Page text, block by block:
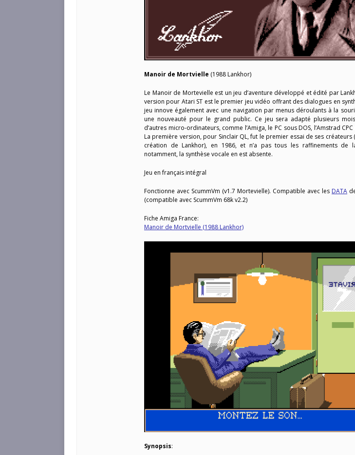
Manoir de Mortvielle (1988 Lankhor)
Le Manoir de Mortevielle est un jeu d’aventure développé et édité par
version pour Atari ST est le premier jeu vidéo offrant des dialogues en
jeu innove également avec une navigation par menus déroulants à la
une nouveauté pour le grand public. Ce jeu sera adapté plusieurs
d’autres micro-ordinateurs, comme l’Amiga, le PC sous DOS, l’Amstrad CPC
La première version, pour Sinclair QL, fut le premier essai de ses créateurs
création de Lankhor), en 1986, et n’a pas tous les raffinements de
notamment, la synthèse vocale en est absente.
Jeu en français intégral
Fonctionne avec ScummVm (v1.7 Mortevielle). Compatible avec les DATA
(compatible avec ScummVm 68k v2.2)
Fiche Amiga France:
Manoir de Mortvielle (1988 Lankhor)
Synopsis: